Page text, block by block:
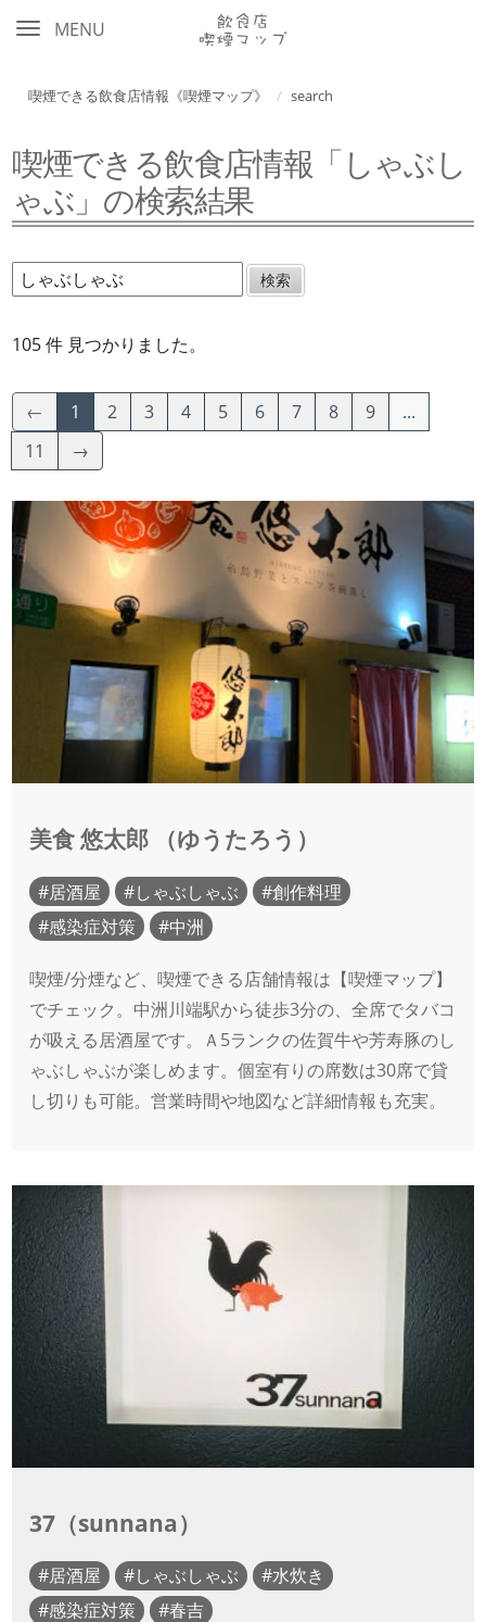
MENU
喫煙できる飲食店情報《喫煙マップ》 search
喫煙できる飲食店情報「しゃぶし
ゃぶ」の検索結果
105 件 見つかりました。
← 1 2 3 4 5 6 7 8 9
...
11
→
美食 悠太郎 （ゆうたろう）
居酒屋 しゃぶしゃぶ
創作料理
感染症対策
中洲
喫煙/分煙など、喫煙できる店舗情報は【喫煙マップ】
でチェック。中洲川端駅から徒歩3分の、全席でタバコ
が吸える居酒屋です。Ａ5ランクの佐賀牛や芳寿豚のし
ゃぶしゃぶが楽しめます。個室有りの席数は30席で貸
し切りも可能。営業時間や地図など詳細情報も充実。
37（sunnana）
居酒屋 しゃぶしゃぶ
水炊き
感染症対策
春吉